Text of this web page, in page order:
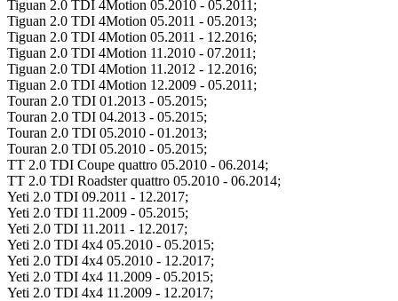
Tiguan 2.0 TDI 4Motion 05.2010 - 05.2011;
Tiguan 2.0 TDI 4Motion 05.2011 - 05.2013;
Tiguan 2.0 TDI 4Motion 05.2011 - 12.2016;
Tiguan 2.0 TDI 4Motion 11.2010 - 07.2011;
Tiguan 2.0 TDI 4Motion 11.2012 - 12.2016;
Tiguan 2.0 TDI 4Motion 12.2009 - 05.2011;
Touran 2.0 TDI 01.2013 - 05.2015;
Touran 2.0 TDI 04.2013 - 05.2015;
Touran 2.0 TDI 05.2010 - 01.2013;
Touran 2.0 TDI 05.2010 - 05.2015;
TT 2.0 TDI Coupe quattro 05.2010 - 06.2014;
TT 2.0 TDI Roadster quattro 05.2010 - 06.2014;
Yeti 2.0 TDI 09.2011 - 12.2017;
Yeti 2.0 TDI 11.2009 - 05.2015;
Yeti 2.0 TDI 11.2011 - 12.2017;
Yeti 2.0 TDI 4x4 05.2010 - 05.2015;
Yeti 2.0 TDI 4x4 05.2010 - 12.2017;
Yeti 2.0 TDI 4x4 11.2009 - 05.2015;
Yeti 2.0 TDI 4x4 11.2009 - 12.2017;